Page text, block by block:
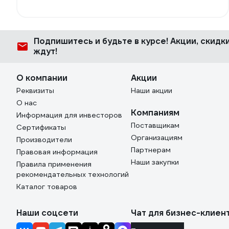
Подпишитесь и будьте в курсе! Акции,
ждут!
О компании
Реквизиты
О нас
Информация для инвесторов
Сертификаты
Производители
Правовая информация
Правила применения
рекомендательных технологий
Каталог товаров
Акции
Наши акции
Компаниям
Поставщикам
Организациям
Партнерам
Наши закупки
Наши соцсети Чат для бизнес-